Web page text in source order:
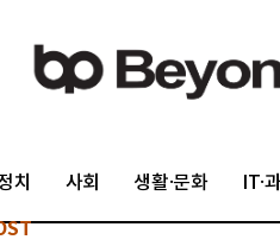
치 사회 생활·문화 IT·